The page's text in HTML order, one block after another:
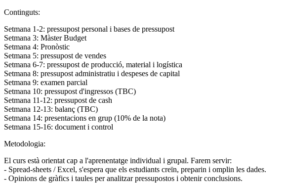
Continguts:
Setmana 1-2: pressupost personal i bases de pressupost
Setmana 3: Màster Budget
Setmana 4: Pronòstic
Setmana 5: pressupost de vendes
Setmana 6-7: pressupost de producció, material i logística
Setmana 8: pressupost administratiu i despeses de capital
Setmana 9: examen parcial
Setmana 10: pressupost d'ingressos (TBC)
Setmana 11-12: pressupost de cash
Setmana 12-13: balanç (TBC)
Setmana 14: presentacions en grup (10% de la nota)
Setmana 15-16: document i control
Metodologia:
El curs està orientat cap a l'aprenentatge individual i grupal. Farem servir:
- Spread-sheets / Excel, s'espera que els estudiants creïn, preparin i omplin les dades.
- Opinions de gràfics i taules per analitzar pressupostos i obtenir conclusions.